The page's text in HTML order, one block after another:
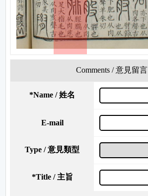
Comments / 意見留言
*Name / 姓名
E-mail
Type / 意見類型
*Title / 主旨